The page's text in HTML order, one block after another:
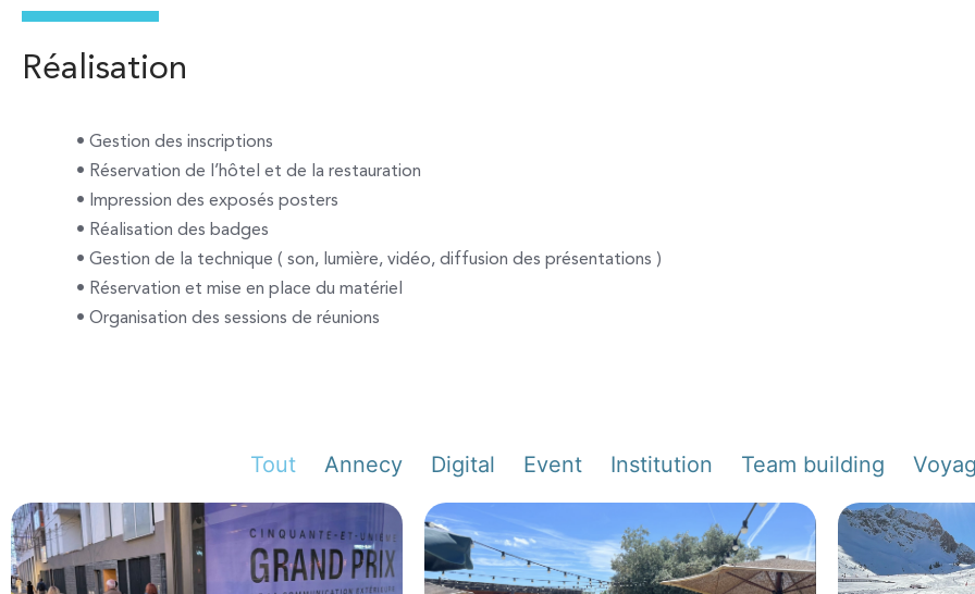
Réalisation
• Gestion des inscriptions
• Réservation de l’hôtel et de la restauration
• Impression des exposés posters
• Réalisation des badges
• Gestion de la technique ( son, lumière, vidéo, diffusion des présentations )
• Réservation et mise en place du matériel
• Organisation des sessions de réunions
Tout Annecy Digital Event Institution Team building